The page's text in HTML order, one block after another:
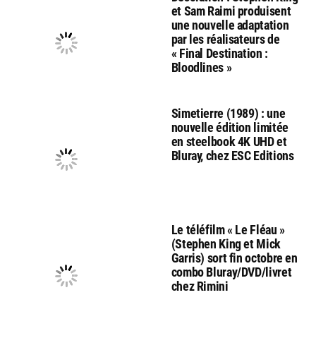
et Sam Raimi produisent
une nouvelle adaptation
par les réalisateurs de
« Final Destination :
Bloodlines »
Simetierre (1989) : une
nouvelle édition limitée
en steelbook 4K UHD et
Bluray, chez ESC Editions
Le téléfilm « Le Fléau »
(Stephen King et Mick
Garris) sort fin octobre en
combo Bluray/DVD/livret
chez Rimini